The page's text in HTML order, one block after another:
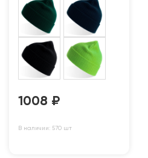
1008 ₽
В наличии: 570 шт